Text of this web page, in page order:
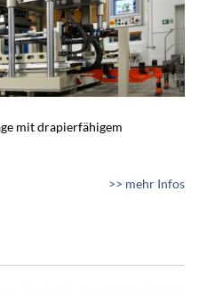
mit drapierfähigem
>> mehr Infos